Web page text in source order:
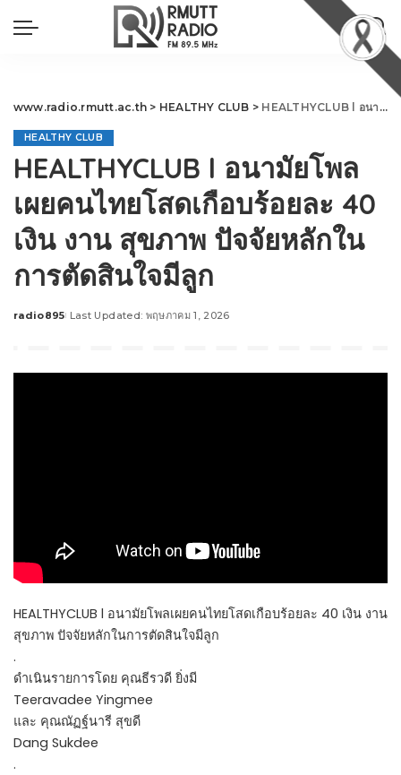
www.radio.rmutt.ac.th > HEALTHY CLUB > HEALTHYCLUB l อนามัยโพลเผยคนไทยโสดเกือบร้อยละ 40 เงิน งาน สุขภาพ ปัจจัยหลักในการตัดสินใจมีลูก
HEALTHY CLUB
HEALTHYCLUB l อนามัยโพล
เผยคนไทยโสดเกือบร้อยละ 40
เงิน งาน สุขภาพ ปัจจัยหลักใน
การตัดสินใจมีลูก
Posted
radio895 Last Updated: พฤษภาคม 1, 2026
HEALTHYCLUB l อนามัยโพลเผยคนไทยโสดเกือบร้อยละ 40 เงิน งาน
สุขภาพ ปัจจัยหลักในการตัดสินใจมีลูก
.
ดำเนินรายการโดย คุณธีรวดี ยิ่งมี
Teeravadee Yingmee
และ คุณณัฏฐ์นารี สุขดี
Dang Sukdee
.